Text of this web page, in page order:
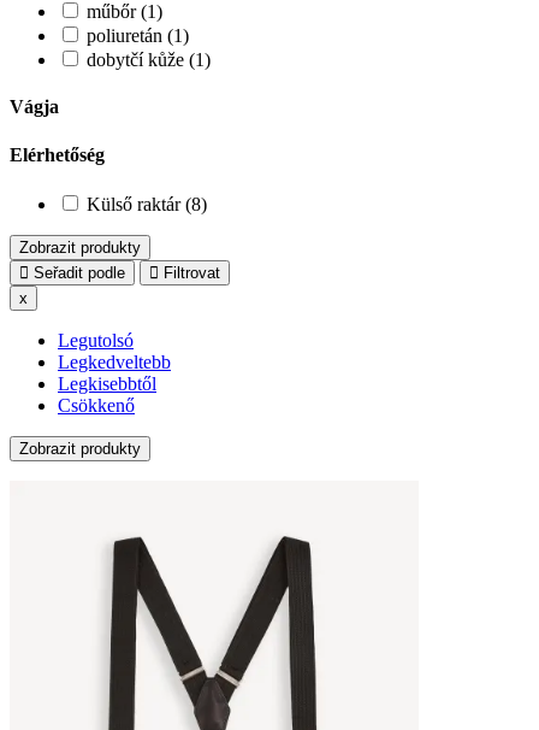
műbőr (1)
poliuretán (1)
dobytčí kůže (1)
Vágja
Elérhetőség
Külső raktár (8)
Zobrazit produkty
Seřadit podle
Filtrovat
x
Legutolsó
Legkedveltebb
Legkisebbtől
Csökkenő
Zobrazit produkty